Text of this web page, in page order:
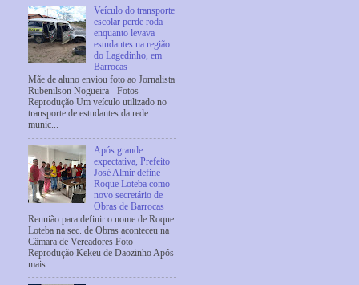
Veículo do transporte
escolar perde roda
enquanto levava
estudantes na região
do Lagedinho, em
Barrocas
Mãe de aluno enviou foto ao Jornalista
Rubenilson Nogueira - Fotos
Reprodução Um veículo utilizado no
transporte de estudantes da rede
munic...
Após grande
expectativa, Prefeito
José Almir define
Roque Loteba como
novo secretário de
Obras de Barrocas
Reunião para definir o nome de Roque
Loteba na sec. de Obras aconteceu na
Câmara de Vereadores Foto
Reprodução Kekeu de Daozinho Após
mais ...